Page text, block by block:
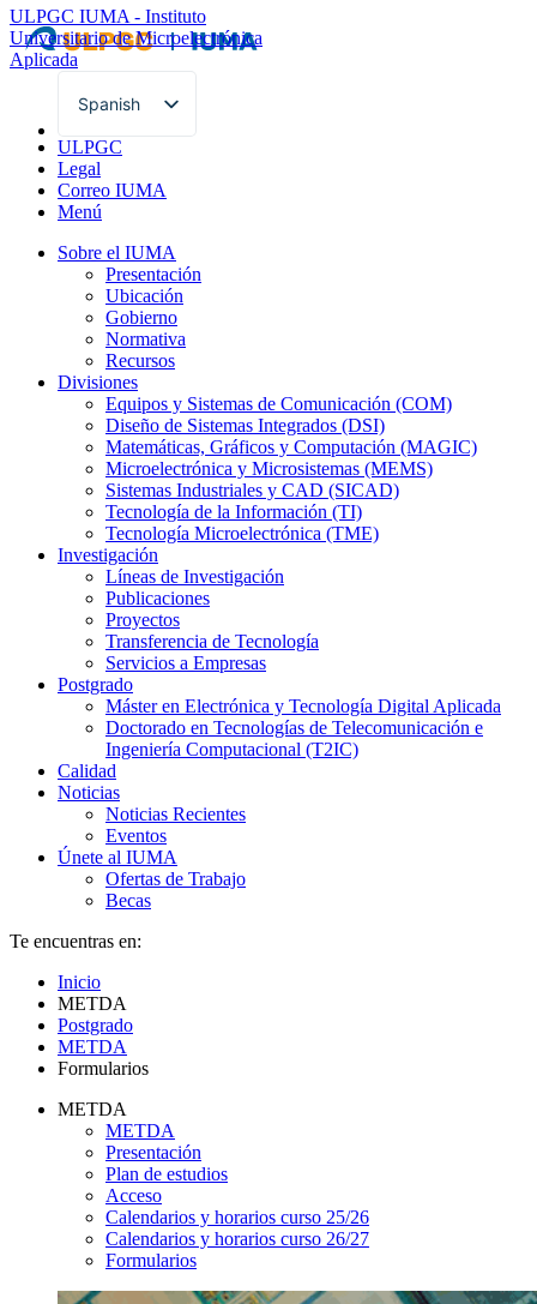
ULPGC IUMA - Instituto
Universitario de Microelectrónica
Aplicada
Spanish
English
ULPGC
Legal
Correo IUMA
Menú
Sobre el IUMA
Presentación
Ubicación
Gobierno
Normativa
Recursos
Divisiones
Equipos y Sistemas de Comunicación (COM)
Diseño de Sistemas Integrados (DSI)
Matemáticas, Gráficos y Computación (MAGIC)
Microelectrónica y Microsistemas (MEMS)
Sistemas Industriales y CAD (SICAD)
Tecnología de la Información (TI)
Tecnología Microelectrónica (TME)
Investigación
Líneas de Investigación
Publicaciones
Proyectos
Transferencia de Tecnología
Servicios a Empresas
Postgrado
Máster en Electrónica y Tecnología Digital Aplicada
Doctorado en Tecnologías de Telecomunicación e
Ingeniería Computacional (T2IC)
Calidad
Noticias
Noticias Recientes
Eventos
Únete al IUMA
Ofertas de Trabajo
Becas
Te encuentras en:
Inicio
METDA
Postgrado
METDA
Formularios
METDA
METDA
Presentación
Plan de estudios
Acceso
Calendarios y horarios curso 25/26
Calendarios y horarios curso 26/27
Formularios